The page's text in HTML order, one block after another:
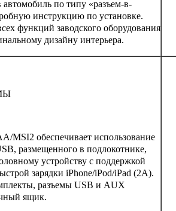
по типу «разъем-в-
инструкцию по установке.
функций заводского оборудования
дизайну интерьера.
MSI2 обеспечивает использование
размещенного в подлокотнике,
устройству с поддержкой
зарядки iPhone/iPod/iPad (2A).
разъемы USB и AUX
ящик.